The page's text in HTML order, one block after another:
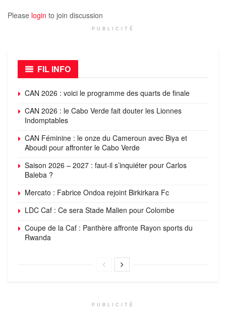
Please login to join discussion
PUBLICITÉ
FIL INFO
CAN 2026 : voici le programme des quarts de finale
CAN 2026 : le Cabo Verde fait douter les Lionnes
Indomptables
CAN Féminine : le onze du Cameroun avec Biya et
Aboudi pour affronter le Cabo Verde
Saison 2026 – 2027 : faut-il s’inquiéter pour Carlos
Baleba ?
Mercato : Fabrice Ondoa rejoint Birkirkara Fc
LDC Caf : Ce sera Stade Malien pour Colombe
Coupe de la Caf : Panthère affronte Rayon sports du
Rwanda
PUBLICITÉ